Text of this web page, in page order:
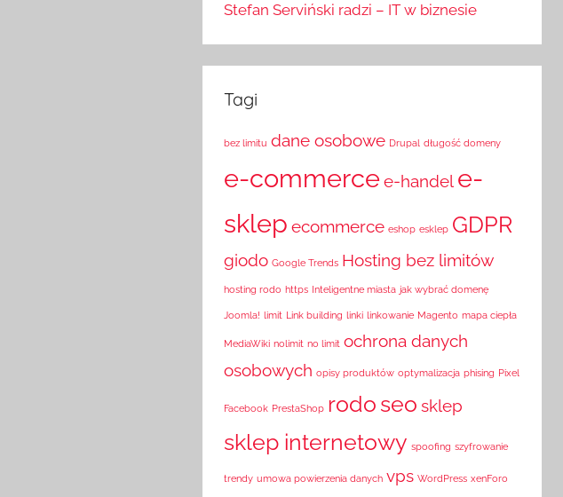
Stefan Serviński radzi – IT w biznesie
Tagi
bez limitu dane osobowe Drupal długość domeny
e-commercee-handel e-
sklep ecommerce eshop esklep GDPR
giodo Google Trends Hosting bez limitów
hosting rodo https Inteligentne miasta jak wybrać domenę
Joomla! limit Link building linki linkowanie Magento mapa ciepła
MediaWiki nolimit no limit ochrona danych
osobowych opisy produktów optymalizacja phising Pixel
Facebook PrestaShop rodo seo sklep
sklep internetowy spoofing szyfrowanie
trendy umowa powierzenia danych vps WordPress xenForo